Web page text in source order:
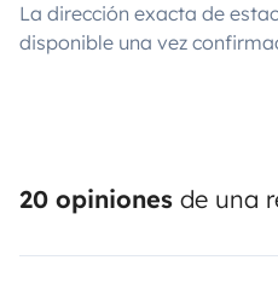
La dirección exacta de
disponible una vez
20 opiniones de una